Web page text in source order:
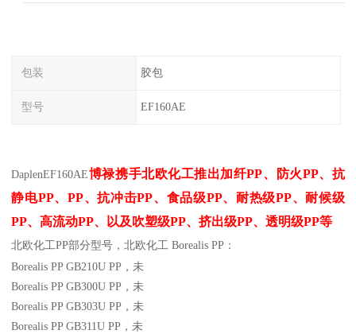
包装 胶包
型号 EF160AE
DaplenEF160AE博禄携手北欧化工推出加纤PP、防火PP、抗
静电PP、PP、抗冲击PP、食品级PP、耐热级PP、耐候级
PP、高流动PP、以及吹塑级PP、挤出级PP、透明级PP等
北欧化工PP部分型号，北欧化工 Borealis PP：
Borealis PP GB210U PP ，未
Borealis PP GB300U PP ，未
Borealis PP GB303U PP ，未
Borealis PP GB311U PP ，未